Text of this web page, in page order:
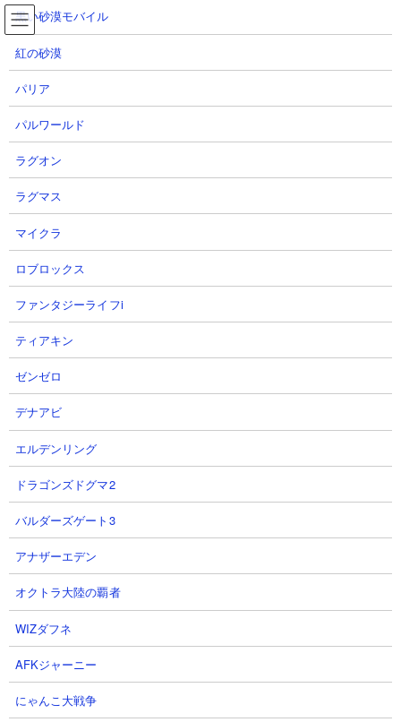
コ
ン
ナ
ビ
たそがれに燃える丘 攻略動画集
TOP にゃんこ大戦争 たそがれに燃える丘 攻略動画集
たそがれに燃える丘 攻略動画集
【ステージ概要】
真・レジェンドステージ「デッドヒートランド」の「たそがれに
燃える丘」の攻略動画まとめページです。敵城を叩くと出現する
そそれほど高くないですが、烈波を高い頻度で放つうえにその烈
波にふっとばし効果が乗っているので、複数体重なると吹っ飛ば
し烈波の壁ができて思うように進軍できなくなります。370以上の
射程を持つキャラで叩くか、烈波無効もしくは吹っ飛ばし無効の
キャラを編成に混ぜると楽に戦うことができるでしょう。
注意すべき敵
レッド・エナG
体力： 340,000
攻撃力： 6,790
射程： 370（範囲攻撃、感知射程150）
KB： 3回
黒い砂漠モバイル
紅の砂漠
パリア
パルワールド
ラグオン
ラグマス
マイクラ
ロブロックス
ファンタジーライフi
ティアキン
ゼンゼロ
デナアビ
エルデンリング
ドラゴンズドグマ2
バルダーズゲート3
アナザーエデン
オクトラ大陸の覇者
WIZダフネ
AFKジャーニー
にゃんこ大戦争